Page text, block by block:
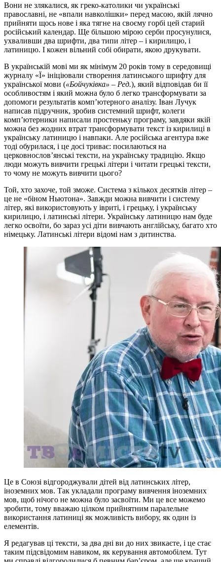
Вони не злякалися, як греко-католики чи українські
православні, не «впали навколішки» перед масою, якій лячно
прийняти щось нове і яка тягне на своєму горбі цей старий
російський календар. Ще більшою мірою серби просунулися,
ухваливши два шрифти, два типи літер – і кирилицю, і
латиницю. І кожен вільний собі обирати, якою друкувати.
В українській мові ми як мінімум 20 років тому в середовищі
журналу «Ї» ініціювали створення латинського шрифту для
української мови («Бойчуківка» – Ред.), який відповідав би її
особливостям і який можна було б легко трансформувати за
допомоги результатів комп’ютерного аналізу. Іван Лучук
написав підручник, зробив системний шрифт, колеги
комп’ютерники написали простеньку програму, завдяки якій
можна без жодних втрат трансформувати текст із кирилиці в
українську латиницю і навпаки. Але російська агентура вже
тоді обурилася, і це досі триває: посилаються на
церковнослов’янські тексти, на українську традицію. Якщо
люди можуть вивчити грецькі літери і читати грецькі тексти,
то чому не можуть вивчити цього?
Той, хто захоче, той зможе. Система з кількох десятків літер –
це не «біном Ньютона». Завжди можна вивчити і систему
літер, які використовують у івриті, і грецьку, і українську
кирилицю, і латинські літери. Українську латиницю нам буде
легко освоїти, бо зараз усі діти вивчають англійську, багато хто
німецьку. Латинські літери відомі нам з дитинства.
Це в Союзі відгороджували дітей від латинських літер,
іноземних мов. Так укладали програму вивчення іноземних
мов, щоб нічого не можна було засвоїти. Ми це все можемо
зробити, тому вважаю цілком прийнятним паралельне
використання латиниці як можливість вибору, як один із
елементів.
Я редагував ці тексти, за два дні ви до них звикаєте, і це стає
таким підсвідомим навиком, як керування автомобілем. Тут